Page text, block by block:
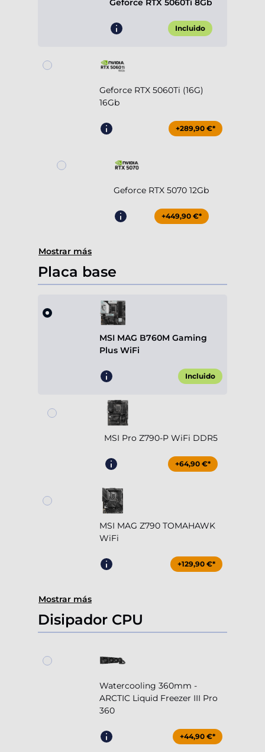
Geforce RTX 5060Ti 8Gb
Incluido
Geforce RTX 5060Ti (16G)
16Gb
+289,90 €*
Geforce RTX 5070 12Gb
+449,90 €*
Mostrar más
Placa base
MSI MAG B760M Gaming
Plus WiFi
Incluido
MSI Pro Z790-P WiFi DDR5
+64,90 €*
MSI MAG Z790 TOMAHAWK
WiFi
+129,90 €*
Mostrar más
Disipador CPU
Watercooling 360mm -
ARCTIC Liquid Freezer III Pro
360
+44,90 €*